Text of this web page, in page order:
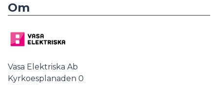
Om
Vasa Elektriska Ab
Kyrkoesplanaden 0